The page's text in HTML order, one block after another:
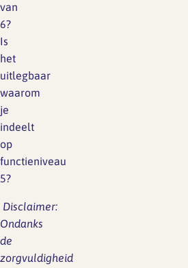
van
6?
Is
het
uitlegbaar
waarom
je
indeelt
op
functieniveau
5?
Disclaimer:
Ondanks
de
zorgvuldigheid